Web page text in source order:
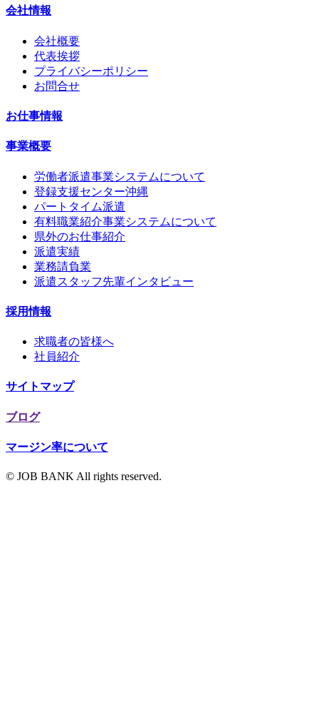
会社情報
会社概要
代表挨拶
プライバシーポリシー
お問合せ
お仕事情報
事業概要
労働者派遣事業システムについて
登録支援センター沖縄
パートタイム派遣
有料職業紹介事業システムについて
県外のお仕事紹介
派遣実績
業務請負業
派遣スタッフ先輩インタビュー
採用情報
求職者の皆様へ
社員紹介
サイトマップ
ブログ
マージン率について
© JOB BANK All rights reserved.